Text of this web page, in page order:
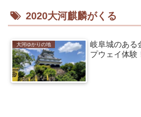
2020大河麒麟がくる
大河ゆかりの地
岐阜城のある
プウェイ体験